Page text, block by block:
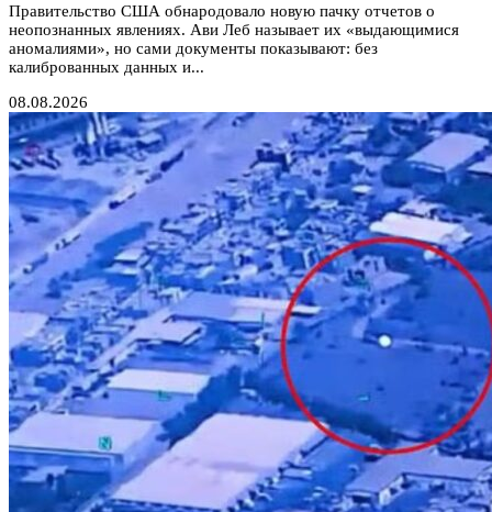
Правительство США обнародовало новую пачку отчетов о
неопознанных явлениях. Ави Леб называет их «выдающимися
аномалиями», но сами документы показывают: без
калиброванных данных и...
08.08.2026